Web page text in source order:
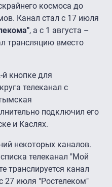
космоса до
Канал стал с 17 июля
, а с 1 августа –
трансляцию вместо
кнопке для
телеканал с
подключил его
и Каслях.
некоторых каналов.
телеканал "Мой
транслируется канал
27 июля "Ростелеком"